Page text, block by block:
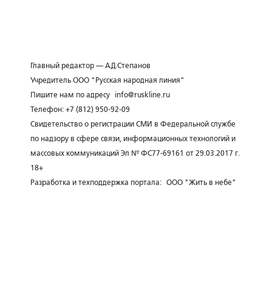
Главный редактор — А.Д.Степанов
Учредитель ООО "Русская народная линия"
Пишите нам по адресу
info@ruskline.ru
Телефон: +7 (812) 950-92-09
Свидетельство о регистрации СМИ в Федеральной службе
по надзору в сфере связи, информационных технологий и
массовых коммуникаций Эл № ФС77-69161 от 29.03.2017 г.
18+
Разработка и техподдержка портала: ООО "Жить в небе"